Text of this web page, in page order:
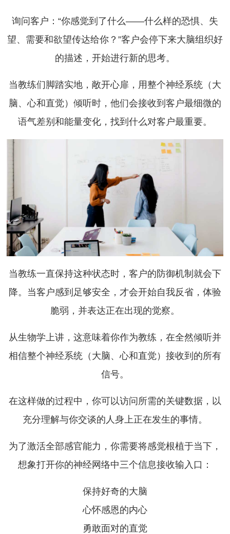
询问客户：“你感觉到了什么——什么样的恐惧、失
望、需要和欲望传达给你？”客户会停下来大脑组织好
的描述，开始进行新的思考。
当教练们脚踏实地，敞开心扉，用整个神经系统（大
脑、心和直觉）倾听时，他们会接收到客户最细微的
语气差别和能量变化，找到什么对客户最重要。
当教练一直保持这种状态时，客户的防御机制就会下
降。当客户感到足够安全，才会开始自我反省，体验
脆弱，并表达正在出现的觉察。
从生物学上讲，这意味着你作为教练，在全然倾听并
相信整个神经系统（大脑、心和直觉）接收到的所有
信号。
在这样做的过程中，你可以访问所需的关键数据，以
充分理解与你交谈的人身上正在发生的事情。
为了激活全部感官能力，你需要将感觉根植于当下，
想象打开你的神经网络中三个信息接收输入口：
保持好奇的大脑
心怀感恩的内心
勇敢面对的直觉